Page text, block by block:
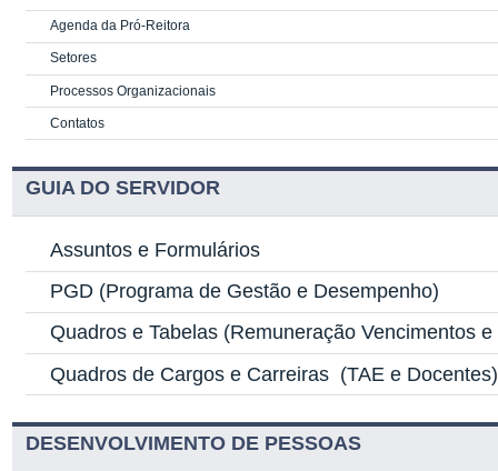
Agenda da Pró-Reitora
Setores
Processos Organizacionais
Contatos
GUIA DO SERVIDOR
Assuntos e Formulários
PGD (Programa de Gestão e Desempenho)
Quadros e Tabelas (Remuneração Vencimentos
Quadros de Cargos e Carreiras (TAE e Docentes)
DESENVOLVIMENTO DE PESSOAS